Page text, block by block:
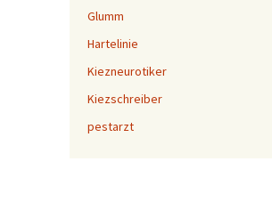
Glumm
Hartelinie
Kiezneurotiker
Kiezschreiber
pestarzt